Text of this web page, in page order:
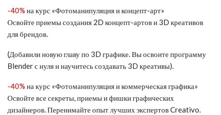
-40% на курс «Фотоманипуляция и концепт-арт»
Освойте приемы создания 2D концепт-артов и 3D креативов
для брендов.
(Добавили новую главу по 3D графике. Вы освоите программу
Blender с нуля и научитесь создавать 3D креативы).
-40% на курс «Фотоманипуляция и коммерческая графика»
Освойте все секреты, приемы и фишки графических
дизайнеров. Перенимайте опыт лучших экспертов Creativo.